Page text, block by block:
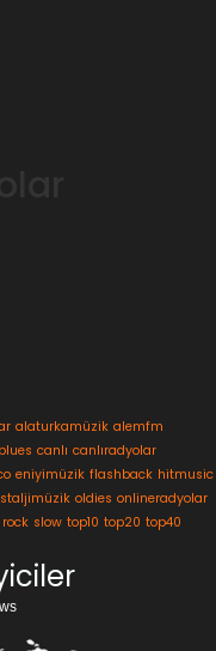
alaturkamüzik alemfm
blues canlı canlıradyolar
eniyimüzik flashback hitmusic
oldies onlineradyolar
rock slow top10 top20 top40